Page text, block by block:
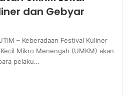
dan Gebyar
– Keberadaan Festival Kuliner
Mikro Menengah (UMKM) akan
pelaku…